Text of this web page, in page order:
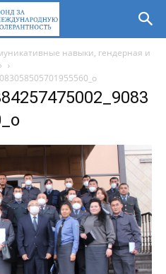
навыки, гендерная и